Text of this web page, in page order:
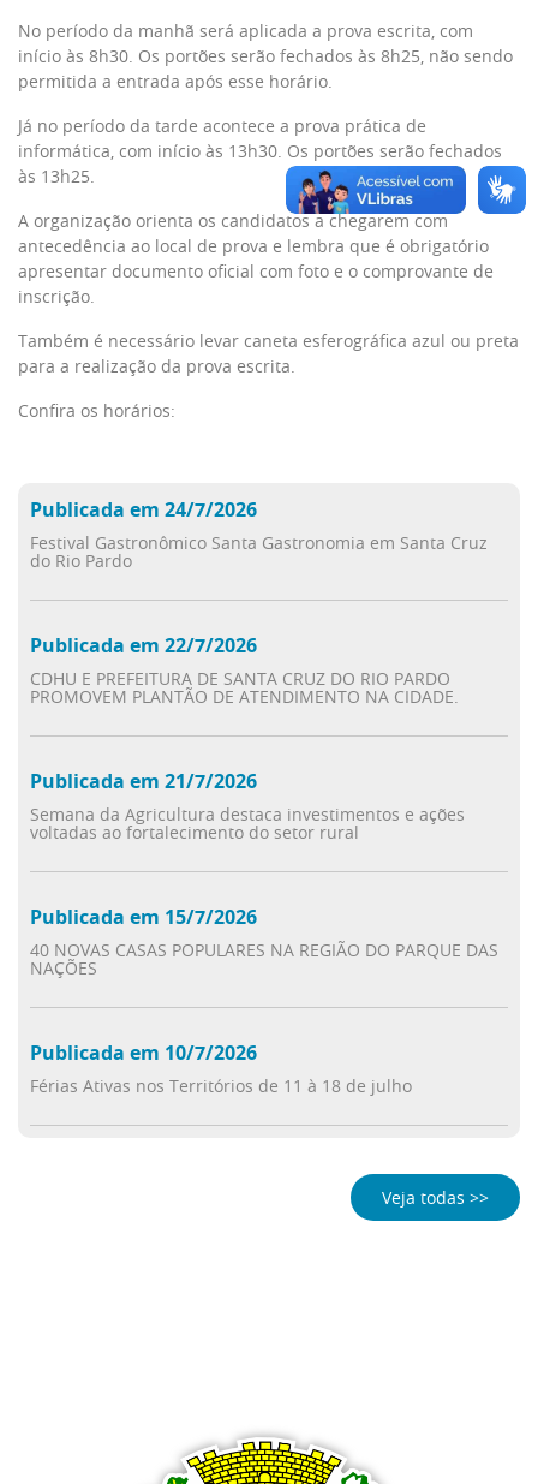
No período da manhã será aplicada a prova escrita, com
início às 8h30. Os portões serão fechados às 8h25, não sendo
permitida a entrada após esse horário.
Já no período da tarde acontece a prova prática de
informática, com início às 13h30. Os portões serão fechados
às 13h25.
A organização orienta os candidatos a chegarem com
antecedência ao local de prova e lembra que é obrigatório
apresentar documento oficial com foto e o comprovante de
inscrição.
Também é necessário levar caneta esferográfica azul ou preta
para a realização da prova escrita.
Confira os horários:
Publicada em 24/7/2026
Festival Gastronômico Santa Gastronomia em Santa Cruz
do Rio Pardo
Publicada em 22/7/2026
CDHU E PREFEITURA DE SANTA CRUZ DO RIO PARDO
PROMOVEM PLANTÃO DE ATENDIMENTO NA CIDADE.
Publicada em 21/7/2026
Semana da Agricultura destaca investimentos e ações
voltadas ao fortalecimento do setor rural
Publicada em 15/7/2026
40 NOVAS CASAS POPULARES NA REGIÃO DO PARQUE DAS
NAÇÕES
Publicada em 10/7/2026
Férias Ativas nos Territórios de 11 à 18 de julho
Veja todas >>